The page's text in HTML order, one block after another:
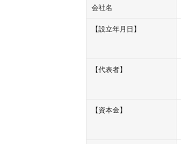
会社名
【設立年月日】
【代表者】
【資本金】